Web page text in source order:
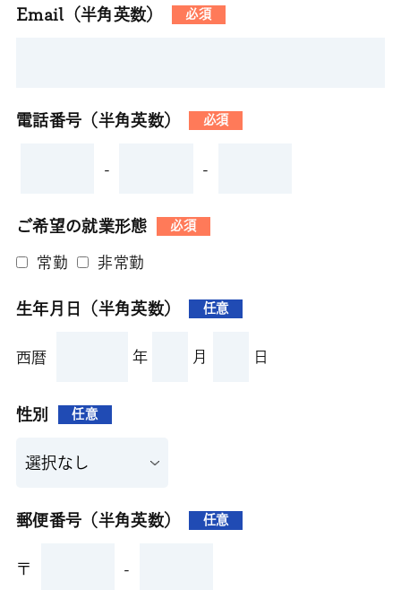
Email（半角英数） 必須
電話番号（半角英数） 必須
- -
ご希望の就業形態 必須
常勤 非常勤
生年月日（半角英数） 任意
西暦 年 月 日
性別 任意
郵便番号（半角英数） 任意
〒 -